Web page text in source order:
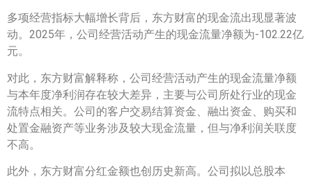
多项经营指标大幅增长背后，东方财富的现金流出现显著波
动。2025年，公司经营活动产生的现金流量净额为-102.22亿
元。
对此，东方财富解释称，公司经营活动产生的现金流量净额
与本年度净利润存在较大差异，主要与公司所处行业的现金
流特点相关。公司的客户交易结算资金、融出资金、购买和
处置金融资产等业务涉及较大现金流量，但与净利润关联度
不高。
此外，东方财富分红金额也创历史新高。公司拟以总股本